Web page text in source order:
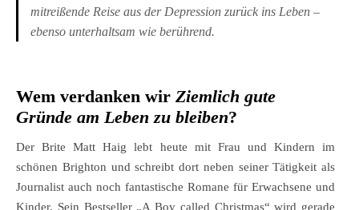
mitreißende Reise aus der Depression zurück ins Leben –
ebenso unterhaltsam wie berührend.
Wem verdanken wir Ziemlich gute
Gründe am Leben zu bleiben?
Der Brite Matt Haig lebt heute mit Frau und Kindern im
schönen Brighton und schreibt dort neben seiner Tätigkeit als
Journalist auch noch fantastische Romane für Erwachsene und
Kinder. Sein Bestseller „A Boy called Christmas“ wird gerade